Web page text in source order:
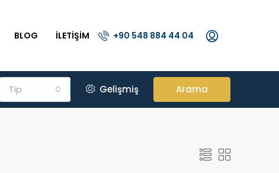
BLOG İLETIŞIM +90 548 884 44 04
Tip Gelişmiş Arama